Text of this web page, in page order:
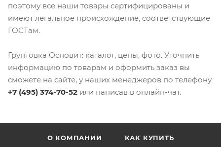
поэтому все наши товары сертифицированы и
имеют легальное происхождение, соответствующие
ГОСТам.
Грунтовка Основит: каталог, цены, фото. Уточнить
информацию по товарам и оформить заказ вы
сможете на сайте, у наших менеджеров по телефону
+7 (495) 374-70-52 или написав в онлайн-чат.
О КОМПАНИИ КАК КУПИТЬ